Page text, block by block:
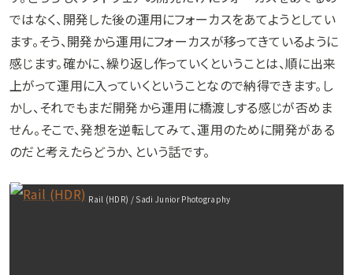
ではなく、開発した後の運用にフォーカスをあてようとしてい
ます。そう、開発から運用にフォーカスが移ってきているように
感じます。確かに、繰り返し作っていくということは、順に出来
上がって運用に入っていくということなので納得できます。し
かし、それでもまだ開発から運用に橋渡しする感じが否めま
せん。そこで、発想を逆転してみて、運用のために開発がある
のだと考えたらどうか、という話です。
Rail (HDR) / Sadi Junior Photography